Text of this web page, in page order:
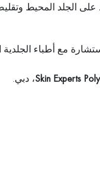
على الجلد المحيط
مع أطباء الجلدية
Skin Experts، دبي.